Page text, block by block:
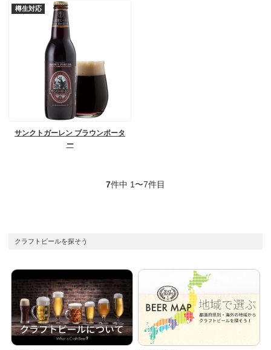
樽生対応
サンクトガーレン ブラウンポータ
ー
7件中 1〜7件目
クラフトビールを探そう